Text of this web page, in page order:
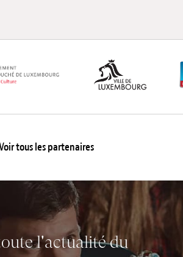
tous les partenaires
l'actualité du